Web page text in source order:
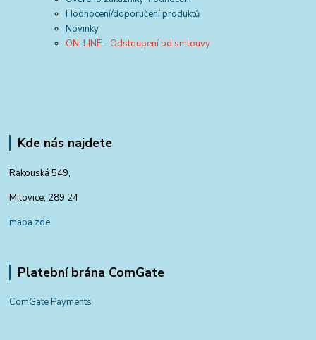
Hodnocení/doporučení produktů
Novinky
ON-LINE - Odstoupení od smlouvy
Kde nás najdete
Rakouská 549,
Milovice, 289 24
mapa zde
Platební brána ComGate
ComGate Payments